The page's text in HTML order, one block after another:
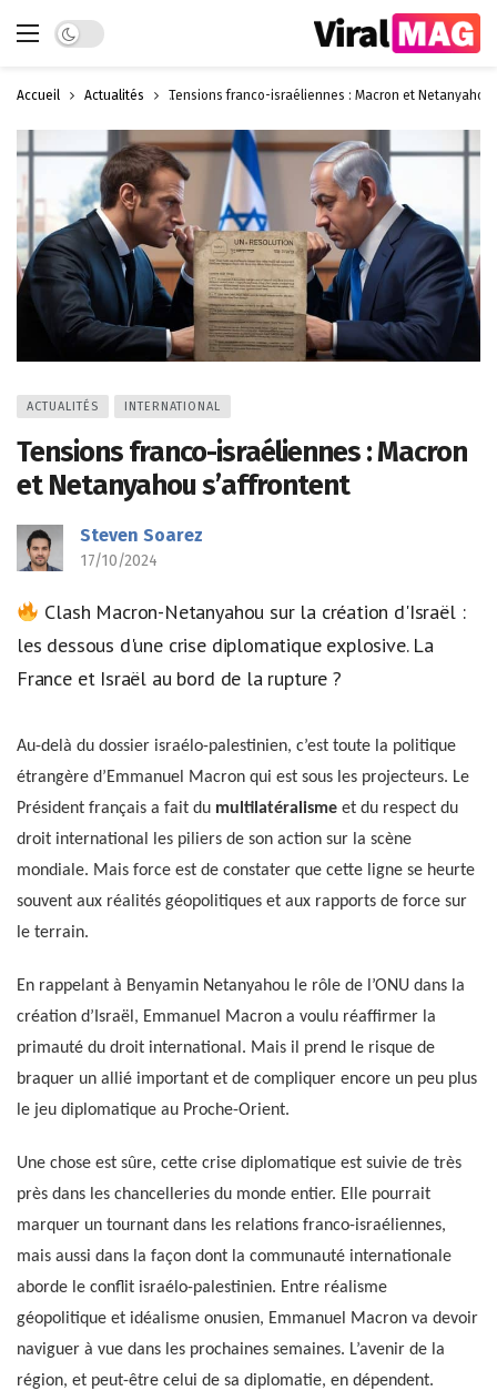
Dark mode
Accueil Actualités Tensions franco-israéliennes : Macron et Netanyahou
ACTUALITÉS INTERNATIONAL
Tensions franco-israéliennes : Macron
et Netanyahou s’affrontent
Steven Soarez
17/10/2024
Clash Macron-Netanyahou sur la création d'Israël :
les dessous d'une crise diplomatique explosive. La
France et Israël au bord de la rupture ?
Au-delà du dossier israélo-palestinien, c’est toute la politique
étrangère d’Emmanuel Macron qui est sous les projecteurs. Le
Président français a fait du multilatéralisme et du respect du
droit international les piliers de son action sur la scène
mondiale. Mais force est de constater que cette ligne se heurte
souvent aux réalités géopolitiques et aux rapports de force sur
le terrain.
En rappelant à Benyamin Netanyahou le rôle de l’ONU dans la
création d’Israël, Emmanuel Macron a voulu réaffirmer la
primauté du droit international. Mais il prend le risque de
braquer un allié important et de compliquer encore un peu plus
le jeu diplomatique au Proche-Orient.
Une chose est sûre, cette crise diplomatique est suivie de très
près dans les chancelleries du monde entier. Elle pourrait
marquer un tournant dans les relations franco-israéliennes,
mais aussi dans la façon dont la communauté internationale
aborde le conflit israélo-palestinien. Entre réalisme
géopolitique et idéalisme onusien, Emmanuel Macron va devoir
naviguer à vue dans les prochaines semaines. L’avenir de la
région, et peut-être celui de sa diplomatie, en dépendent.